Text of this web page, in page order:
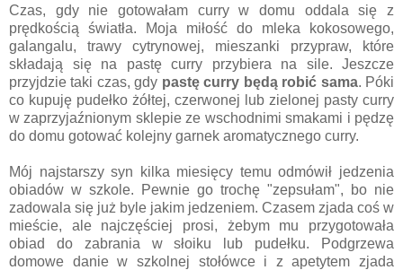
Czas, gdy nie gotowałam curry w domu oddala się z
prędkością światła. Moja miłość do mleka kokosowego,
galangalu, trawy cytrynowej, mieszanki przypraw, które
składają się na pastę curry przybiera na sile. Jeszcze
przyjdzie taki czas, gdy pastę curry będą robić sama. Póki
co kupuję pudełko żółtej, czerwonej lub zielonej pasty curry
w zaprzyjaźnionym sklepie ze wschodnimi smakami i pędzę
do domu gotować kolejny garnek aromatycznego curry.
Mój najstarszy syn kilka miesięcy temu odmówił jedzenia
obiadów w szkole. Pewnie go trochę "zepsułam", bo nie
zadowala się już byle jakim jedzeniem. Czasem zjada coś w
mieście, ale najczęściej prosi, żebym mu przygotowała
obiad do zabrania w słoiku lub pudełku. Podgrzewa
domowe danie w szkolnej stołówce i z apetytem zjada